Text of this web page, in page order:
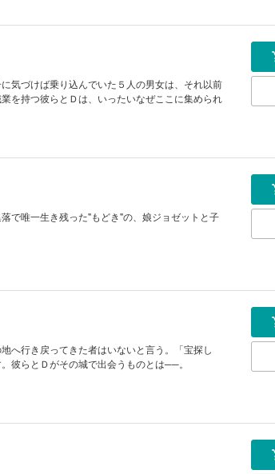
気づけば乗り込んでいた５人の男女は、それ以前
を持つ彼らとＤは、いったいなぜここに集められ
で唯一生き残った"もどき"の、娘ジョゼットと子
へ行き戻ってきた者はいないと言う。「宝探し
彼らとＤがその城で出会うものとは──。